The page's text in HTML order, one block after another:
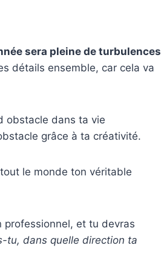
sera pleine de turbulences
détails ensemble, car cela va
obstacle dans ta vie
grâce à ta créativité.
le monde ton véritable
professionnel, et tu devras
tu, dans quelle direction ta